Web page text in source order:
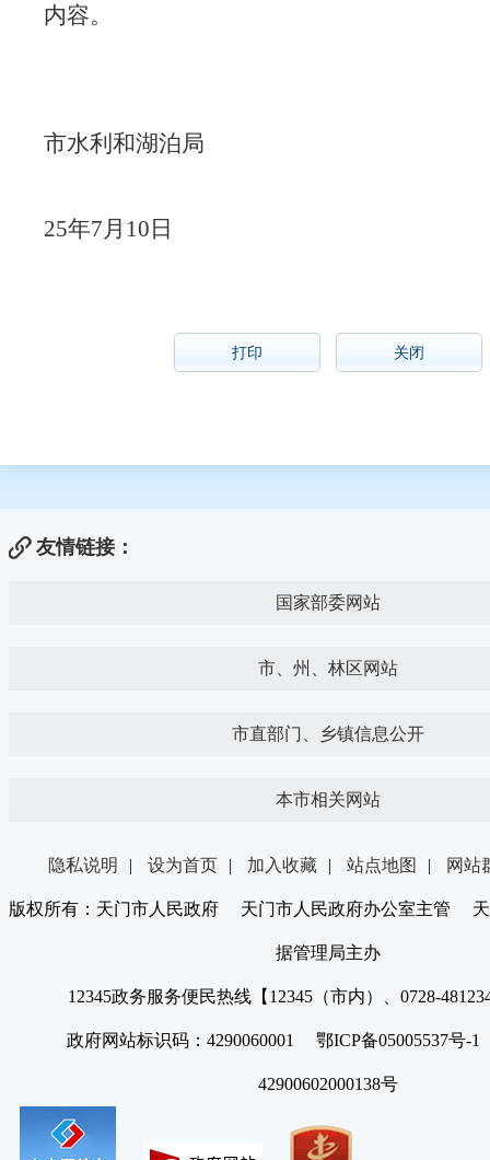
内容。
市水利和湖泊局
25年7月10日
打印 关闭
友情链接：
国家部委网站
市、州、林区网站
市直部门、乡镇信息公开
本市相关网站
隐私说明 | 设为首页 | 加入收藏 | 站点地图 | 网站
版权所有：天门市人民政府 天门市人民政府办公室主管 天
据管理局主办
12345政务服务便民热线【12345（市内）、0728-
政府网站标识码：4290060001 鄂ICP备05005537号
42900602000138号